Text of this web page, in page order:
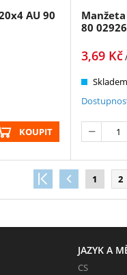
AU 90
KOUPIT
80
3,69 Kč
1 2
JAZYK A
CS